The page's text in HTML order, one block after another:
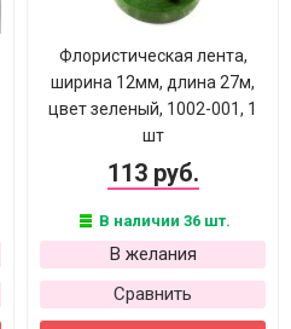
Флористическая лента,
ширина 12мм, длина 27м,
цвет зеленый, 1002-001, 1
шт
113 руб.
В наличии 36 шт.
В желания
Сравнить